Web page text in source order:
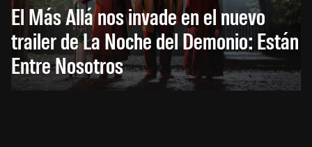
El Más Allá nos invade en el nuevo
trailer de La Noche del Demonio: Están
Entre Nosotros